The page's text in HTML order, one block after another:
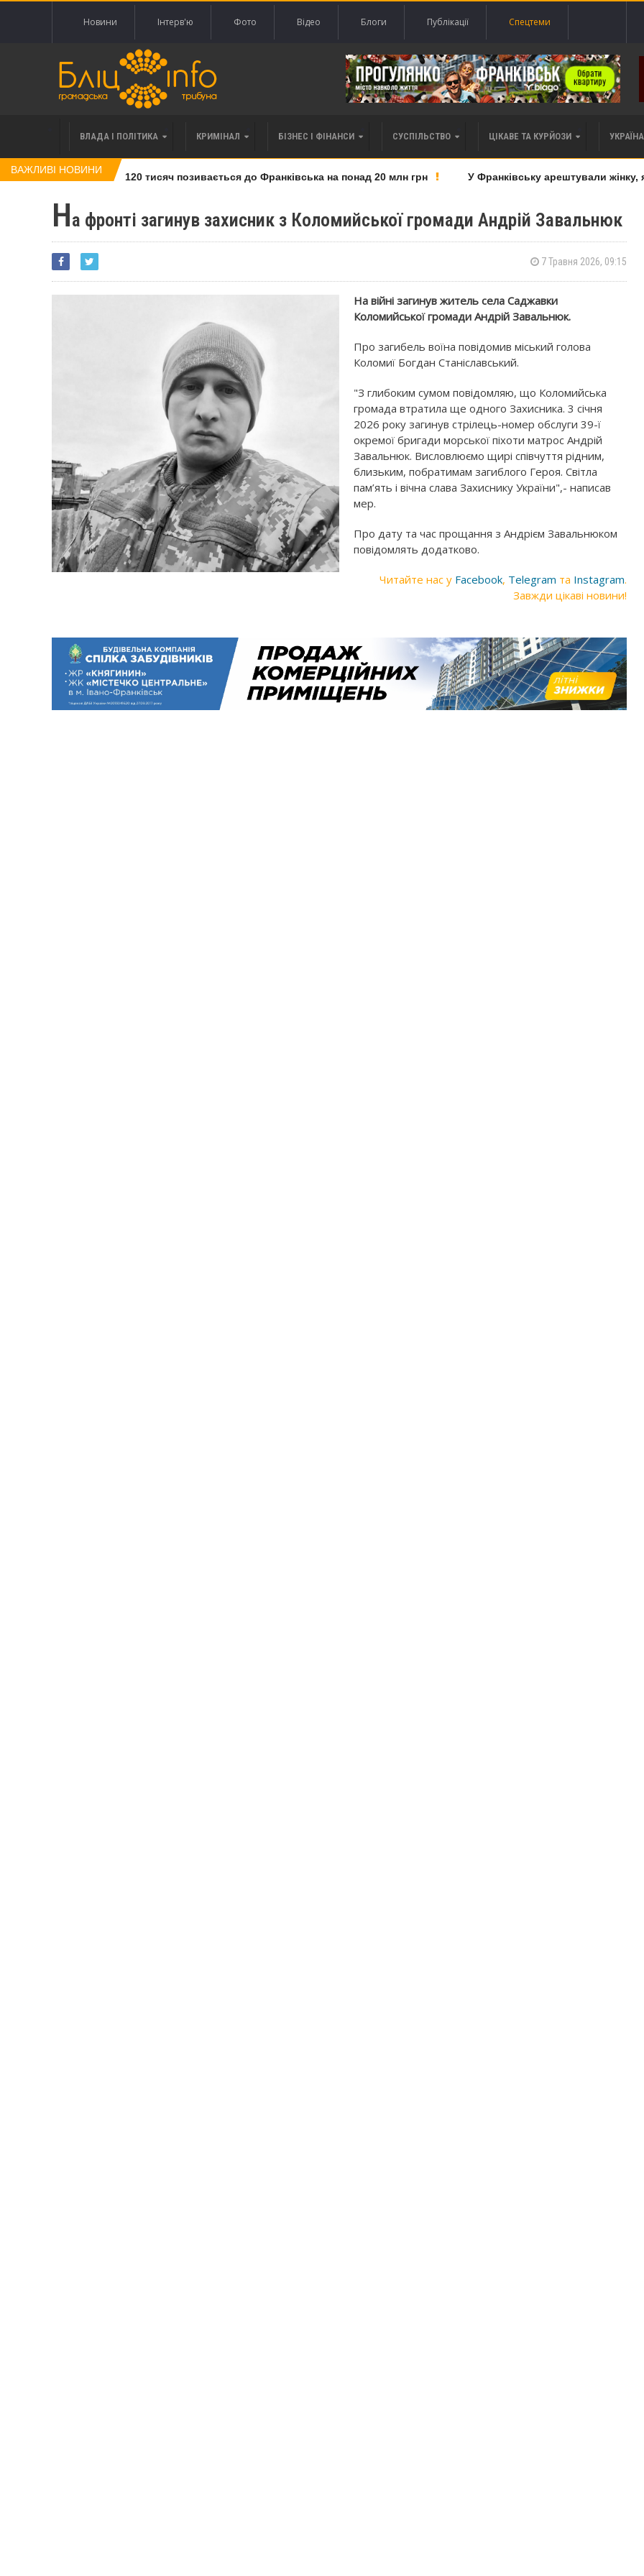
Новини Інтерв'ю Фото Відео Блоги Публікації Спецтеми
ВЛАДА І ПОЛІТИКА КРИМІНАЛ БІЗНЕС І ФІНАНСИ СУСПІЛЬСТВО ЦІКАВЕ ТА КУРЙОЗИ
ВАЖЛИВІ НОВИНИ
права вимоги за 120 тисяч позивається до Франківська на понад 20 млн грн У Франківську арештували жінку,
На фронті загинув захисник з Коломийської громади Андрій Завальнюк
7 Травня 2026, 09:15
На війні загинув житель села Саджавки
Коломийської громади Андрій Завальнюк.
Про загибель воїна повідомив міський голова
Коломиї Богдан Станіславський.
"З глибоким сумом повідомляю, що Коломийська
громада втратила ще одного Захисника. 3 січня
2026 року загинув стрілець-номер обслуги 39-ї
окремої бригади морської піхоти матрос Андрій
Завальнюк. Висловлюємо щирі співчуття рідним,
близьким, побратимам загиблого Героя. Світла
пам’ять і вічна слава Захиснику України",- написав
мер.
Про дату та час прощання з Андрієм Завальнюком
повідомлять додатково.
Читайте нас у Facebook, Telegram та Instagram.
Завжди цікаві новини!